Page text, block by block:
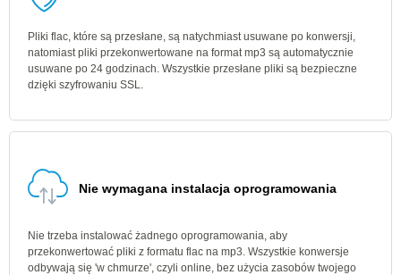
Pliki flac, które są przesłane, są natychmiast usuwane po konwersji,
natomiast pliki przekonwertowane na format mp3 są automatycznie
usuwane po 24 godzinach. Wszystkie przesłane pliki są bezpieczne
dzięki szyfrowaniu SSL.
Nie wymagana instalacja oprogramowania
Nie trzeba instalować żadnego oprogramowania, aby
przekonwertować pliki z formatu flac na mp3. Wszystkie konwersje
odbywają się 'w chmurze', czyli online, bez użycia zasobów twojego